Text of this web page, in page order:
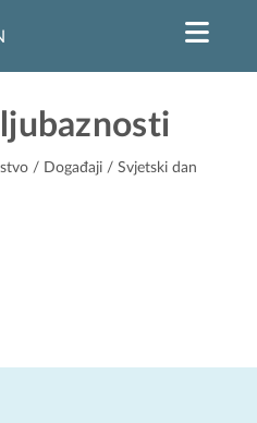
/ Događaji / Svjetski dan